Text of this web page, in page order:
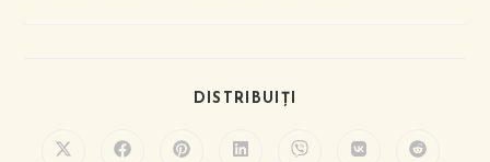
DISTRIBUIȚI